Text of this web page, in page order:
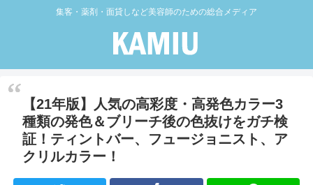
集客・薬剤・面貸しなど美容師のための総合メディア
【21年版】人気の高彩度・高発色カラー3
種類の発色＆ブリーチ後の色抜けをガチ検
証！ティントバー、フュージョニスト、ア
クリルカラー！